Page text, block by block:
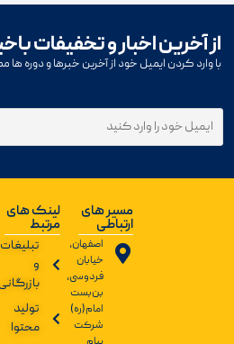
از آخرین اخبار و تخفیفات
با وارد کردن ایمیل خود از آخرین خبرها و دوره ها
مسیر های
ارتباطی
اصفهان،
خیابان
فردوسی،
بن‌بست
امام(ره)
شرکت
لینک های
مرتبط
تبلیغات
و
بازرگانی
تولید
محتوا